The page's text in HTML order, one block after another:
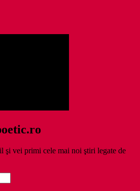
şi vei primi cele mai noi ştiri legate de